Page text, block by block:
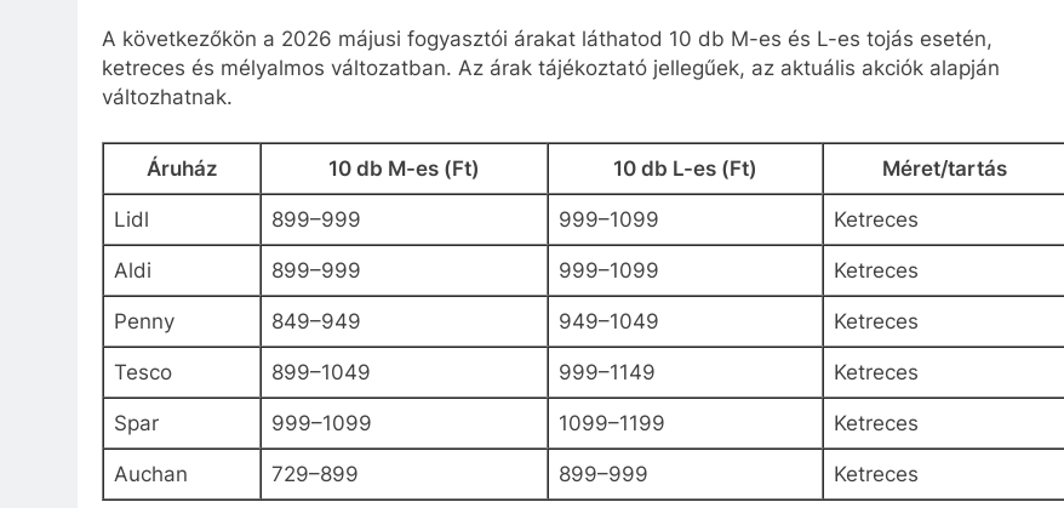
A következőkön a 2026 májusi fogyasztói árakat láthatod 10 db M-es és L-es tojás esetén,
ketreces és mélyalmos változatban. Az árak tájékoztató jellegűek, az aktuális akciók alapján
változhatnak.
Áruház 10 db M-es (Ft) 10 db L-es (Ft) Méret/tartás
Lidl 899–999 999–1099 Ketreces
Aldi 899–999 999–1099 Ketreces
Penny 849–949 949–1049 Ketreces
Tesco 899–1049 999–1149 Ketreces
Spar 999–1099 1099–1199 Ketreces
Auchan 729–899 899–999 Ketreces